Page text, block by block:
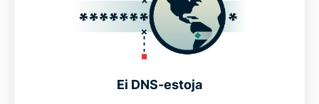
Ei DNS-estoja